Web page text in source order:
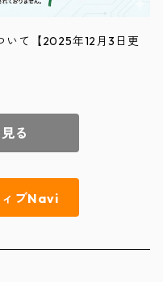
て【2025年12月3日更
る
ブNavi